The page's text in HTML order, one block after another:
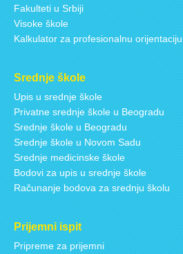
Fakulteti u Srbiji
Visoke škole
Kalkulator za profesionalnu orijentaciju
Srednje škole
Upis u srednje škole
Privatne srednje škole u Beogradu
Srednje škole u Beogradu
Srednje škole u Novom Sadu
Srednje medicinske škole
Bodovi za upis u srednje škole
Računanje bodova za srednju školu
Prijemni ispit
Pripreme za prijemni